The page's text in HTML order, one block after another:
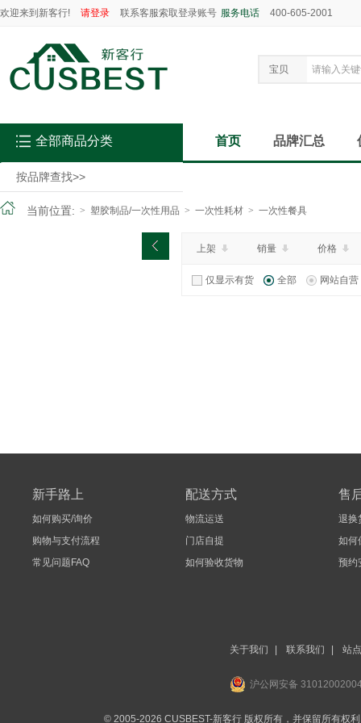
欢迎来到新客行! 请登录 联系客服索取登录账号 服务电话 400-605-2001
宝贝
按品牌查找>>
全部商品分类 首页 品牌汇总
当前位置: > 塑胶制品/一次性用品 > 一次性耗材 > 一次性餐具
上架 销量 价格
仅显示有货 全部 网站自营
新手路上
如何购买/询价
购物与支付流程
常见问题FAQ
配送方式
物流运送
门店自提
如何验收货物
售
退换
如何
预约
关于我们 联系我们 站
沪公网安备
© 2005-2026 CUSBEST-新客行 版权所有，并保留所有权